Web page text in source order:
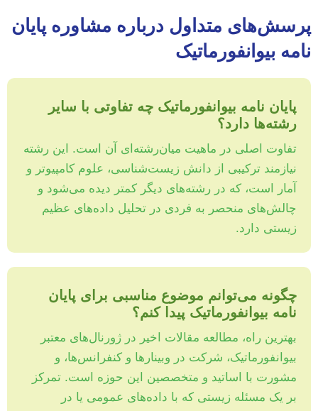
پرسش‌های متداول درباره مشاوره پایان
نامه بیوانفورماتیک
پایان نامه بیوانفورماتیک چه تفاوتی با سایر
رشته‌ها دارد؟
تفاوت اصلی در ماهیت میان‌رشته‌ای آن است. این رشته
نیازمند ترکیبی از دانش زیست‌شناسی، علوم کامپیوتر و
آمار است، که در رشته‌های دیگر کمتر دیده می‌شود و
چالش‌های منحصر به فردی در تحلیل داده‌های عظیم
زیستی دارد.
چگونه می‌توانم موضوع مناسبی برای پایان
نامه بیوانفورماتیک پیدا کنم؟
بهترین راه، مطالعه مقالات اخیر در ژورنال‌های معتبر
بیوانفورماتیک، شرکت در وبینارها و کنفرانس‌ها، و
مشورت با اساتید و متخصصین این حوزه است. تمرکز
بر یک مسئله زیستی که با داده‌های عمومی یا در